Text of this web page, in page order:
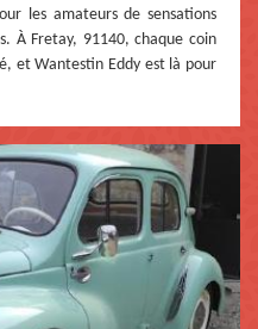
les amateurs de sensations
À Fretay, 91140, chaque coin
et Wantestin Eddy est là pour